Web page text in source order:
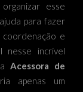
esse
para fazer
e
nesse incrível
Acessora de
apenas um